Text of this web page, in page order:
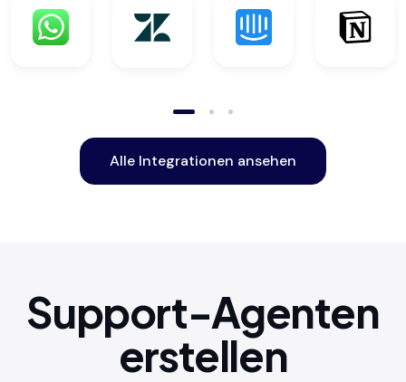
Alle Integrationen ansehen
Support-Agenten
erstellen